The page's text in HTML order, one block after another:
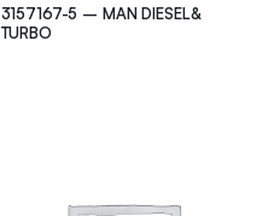
3157167-5 – MAN DIESEL&
TURBO